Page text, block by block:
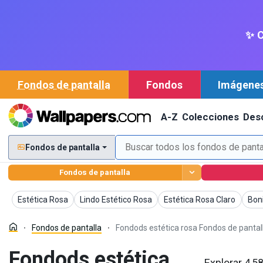
✨
Fondos de pantalla Fondos
A-Z Colecciones
Fondos de pantalla
Fondos de pantalla
Estética Rosa
Fondos de pantallaLindo Estético Rosa
Fondos de pantalla Estética Rosa Claro
Fondos de pantalla
Fondos de pantalla Fondods estética rosa Fondos de